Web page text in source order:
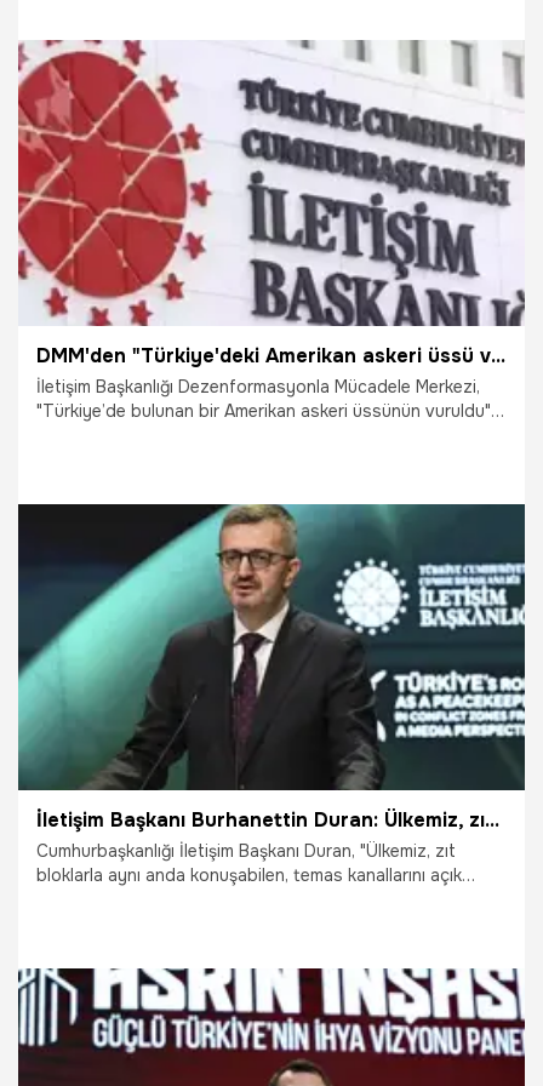
27.03.2026 Gündem
DMM'den "Türkiye'deki Amerikan askeri üssü vuruldu" iddialarına yalanlama
İletişim Başkanlığı Dezenformasyonla Mücadele Merkezi,
"Türkiye’de bulunan bir Amerikan askeri üssünün vuruldu"
2.03.2026
İletişim Başkanı Burhanettin Duran: Ülkemiz, zıt bloklarla aynı anda konuşabilen nadir ülkelerden birisi durumundadır
Cumhurbaşkanlığı İletişim Başkanı Duran, "Ülkemiz, zıt
bloklarla aynı anda konuşabilen, temas kanallarını açık